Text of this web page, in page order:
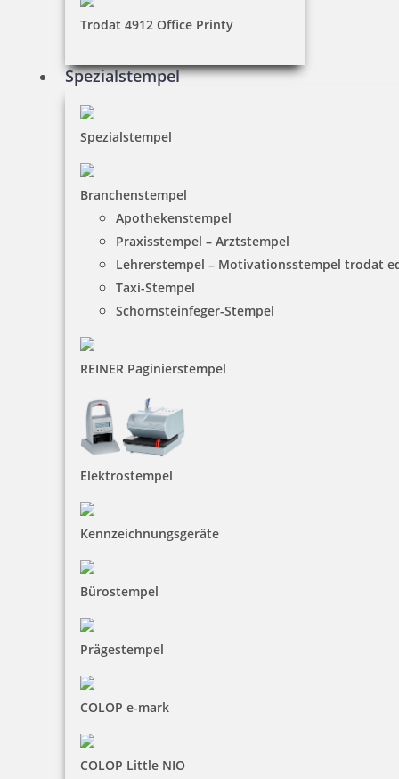
Trodat 4912 Office Printy
Spezialstempel
Spezialstempel
Branchenstempel
Apothekenstempel
Praxisstempel – Arztstempel
Lehrerstempel – Motivationsstempel trodat
Taxi-Stempel
Schornsteinfeger-Stempel
REINER Paginierstempel
Elektrostempel
Kennzeichnungsgeräte
Bürostempel
Prägestempel
COLOP e-mark
COLOP Little NIO